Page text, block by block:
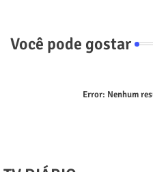
Você pode gostar
Error: Nenhum